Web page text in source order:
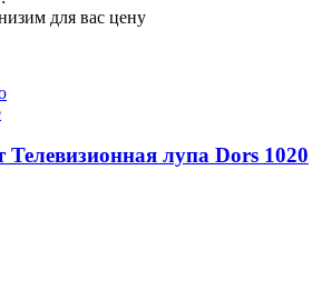
для вас цену
Телевизионная лупа Dors 1020